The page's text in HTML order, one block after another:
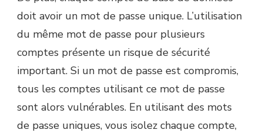
doit avoir un mot de passe unique. L’utilisation
du même mot de passe pour plusieurs
comptes présente un risque de sécurité
important. Si un mot de passe est compromis,
tous les comptes utilisant ce mot de passe
sont alors vulnérables. En utilisant des mots
de passe uniques, vous isolez chaque compte,